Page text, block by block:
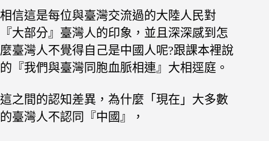
相信這是每位與臺灣交流過的大陸人民對
『大部分』臺灣人的印象， 並且深深感到怎
麼臺灣人不覺得自己是中國人呢?跟課本裡說
的『我們與臺灣同胞血脈相連』大相逕庭。
這之間的認知差異，為什麼「現在」大多數
的臺灣人不認同『中國』，